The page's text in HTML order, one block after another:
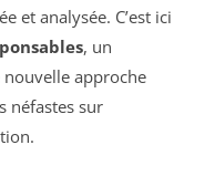
et analysée. C’est ici
, un
approche
néfastes sur